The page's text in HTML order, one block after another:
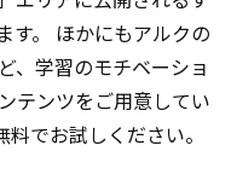
す。 ほかにもアルクの
、学習のモチベーショ
テンツをご用意してい
でお試しください。